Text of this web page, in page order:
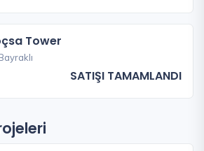
Tower
SATIŞI TAMAMLANDI